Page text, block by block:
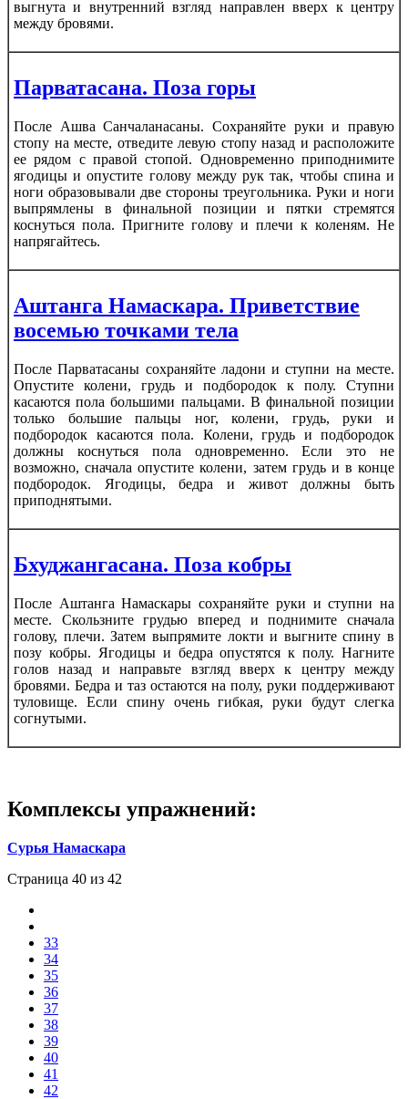
выгнута и внутренний взгляд направлен вверх к центру
между бровями.
Парватасана. Поза горы
После Ашва Санчаланасаны. Сохраняйте руки и правую
стопу на месте, отведите левую стопу назад и расположите
ее рядом с правой стопой. Одновременно приподнимите
ягодицы и опустите голову между рук так, чтобы спина и
ноги образовывали две стороны треугольника. Руки и ноги
выпрямлены в финальной позиции и пятки стремятся
коснуться пола. Пригните голову и плечи к коленям. Не
напрягайтесь.
Аштанга Намаскара. Приветствие
восемью точками тела
После Парватасаны сохраняйте ладони и ступни на месте.
Опустите колени, грудь и подбородок к полу. Ступни
касаются пола большими пальцами. В финальной позиции
только большие пальцы ног, колени, грудь, руки и
подбородок касаются пола. Колени, грудь и подбородок
должны коснуться пола одновременно. Если это не
возможно, сначала опустите колени, затем грудь и в конце
подбородок. Ягодицы, бедра и живот должны быть
приподнятыми.
Бхуджангасана. Поза кобры
После Аштанга Намаскары сохраняйте руки и ступни на
месте. Скользните грудью вперед и поднимите сначала
голову, плечи. Затем выпрямите локти и выгните спину в
позу кобры. Ягодицы и бедра опустятся к полу. Нагните
голов назад и направьте взгляд вверх к центру между
бровями. Бедра и таз остаются на полу, руки поддерживают
туловище. Если спину очень гибкая, руки будут слегка
согнутыми.
Комплексы упражнений:
Сурья Намаскара
Страница 40 из 42
33
34
35
36
37
38
39
40
41
42